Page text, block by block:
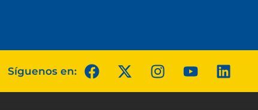
Síguenos en: